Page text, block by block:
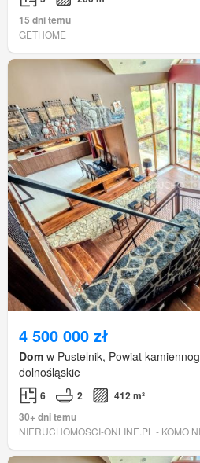
15 dni temu
GETHOME
4 500 000 zł
Dom w Pustelnik, Powiat
dolnośląskie
6 2
412 m²
30+ dni temu
NIERUCHOMOSCI-ONLINE.PL - KOMO